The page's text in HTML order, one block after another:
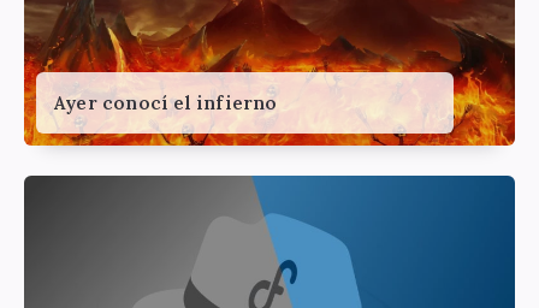
Ayer conocí el infierno